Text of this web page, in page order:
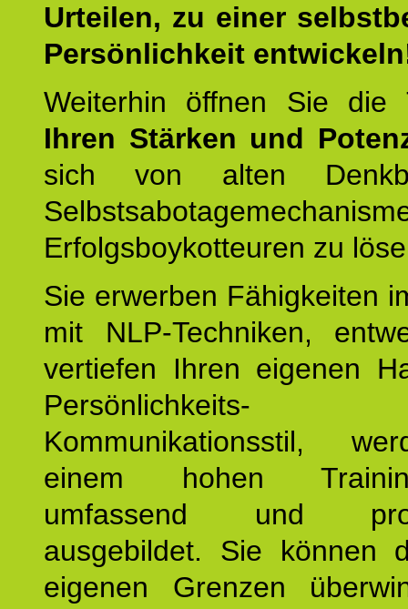
Urteilen, zu einer
Persönlichkeit
Weiterhin öffnen Sie
Ihren Stärken und
sich von alten
Erfolgsboykotteuren zu
Sie erwerben Fähigkeiten
mit NLP-Techniken,
vertiefen Ihren eigenen
Kommunikationsstil,
einem hohen
umfassend und
ausgebildet. Sie können
eigenen Grenzen